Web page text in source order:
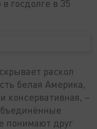
госдолге в 35
раскол
белая Америка,
консервативная, –
понимают друг